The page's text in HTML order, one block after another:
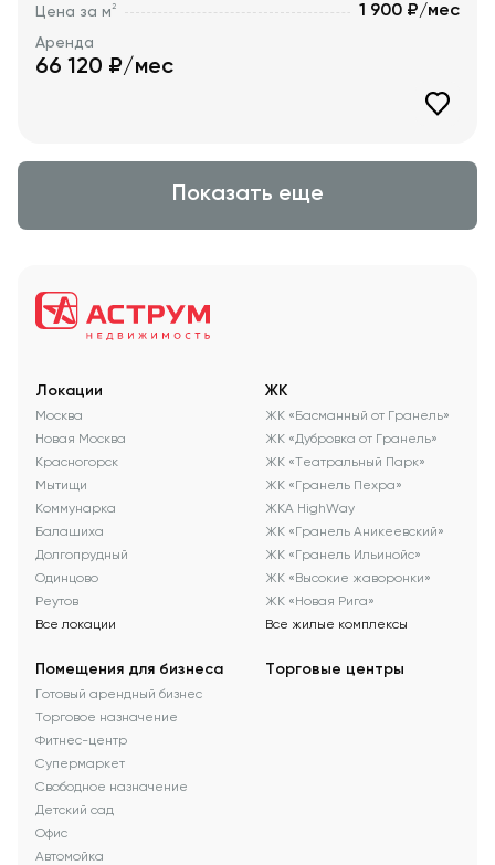
Цена за м2 1 900 ₽/мес
Аренда
66 120 ₽/мес
Показать еще
Локации
Москва
Новая Москва
Красногорск
Мытищи
Коммунарка
Балашиха
Долгопрудный
Одинцово
Реутов
Все локации
ЖК
ЖК «Басманный от Гранель»
ЖК «Дубровка от Гранель»
ЖК «Театральный Парк»
ЖК «Гранель Пехра»
ЖКА HighWay
ЖК «Гранель Аникеевский»
ЖК «Гранель Ильинойс»
ЖК «Высокие жаворонки»
ЖК «Новая Рига»
Все жилые комплексы
Помещения для бизнеса
Готовый арендный бизнес
Торговое назначение
Фитнес-центр
Супермаркет
Свободное назначение
Детский сад
Офис
Автомойка
Торговые центры